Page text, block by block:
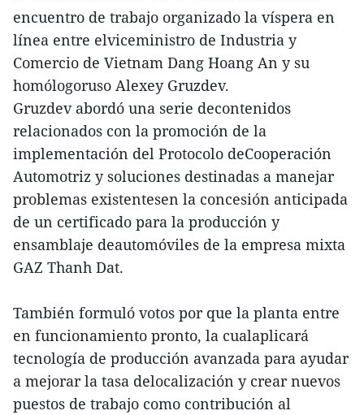
encuentro de trabajo organizado la víspera en
línea entre elviceministro de Industria y
Comercio de Vietnam Dang Hoang An y su
homólogoruso Alexey Gruzdev.
Gruzdev abordó una serie decontenidos
relacionados con la promoción de la
implementación del Protocolo deCooperación
Automotriz y soluciones destinadas a manejar
problemas existentesen la concesión anticipada
de un certificado para la producción y
ensamblaje deautomóviles de la empresa mixta
GAZ Thanh Dat.
También formuló votos por que la planta entre
en funcionamiento pronto, la cualaplicará
tecnología de producción avanzada para ayudar
a mejorar la tasa delocalización y crear nuevos
puestos de trabajo como contribución al